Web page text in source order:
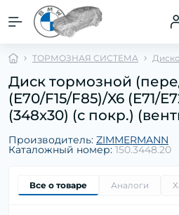
ТОРМОЗНАЯ СИСТЕМА
Диск тормозной
(E70/F15/F85)/X6 (E71/
(348x30) (с покр.)
Производитель: ZIMMERMANN
Каталожный номер: 150.3448.20
Все о товаре Аналоги